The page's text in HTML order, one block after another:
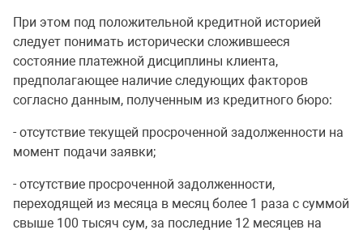
При этом под положительной кредитной историей
следует понимать исторически сложившееся
состояние платежной дисциплины клиента,
предполагающее наличие следующих факторов
согласно данным, полученным из кредитного бюро:
- отсутствие текущей просроченной задолженности на
момент подачи заявки;
- отсутствие просроченной задолженности,
переходящей из месяца в месяц более 1 раза с суммой
свыше 100 тысяч сум, за последние 12 месяцев на